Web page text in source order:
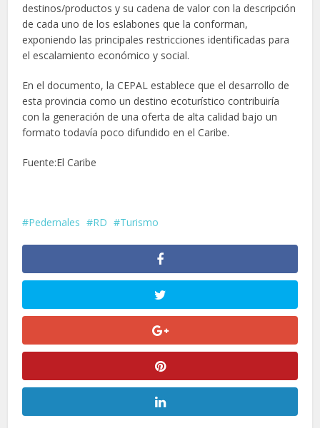
destinos/productos y su cadena de valor con la descripción
de cada uno de los eslabones que la conforman,
exponiendo las principales restricciones identificadas para
el escalamiento económico y social.
En el documento, la CEPAL establece que el desarrollo de
esta provincia como un destino ecoturístico contribuiría
con la generación de una oferta de alta calidad bajo un
formato todavía poco difundido en el Caribe.
Fuente:El Caribe
Pedernales RD Turismo